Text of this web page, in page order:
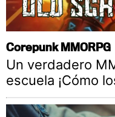
Corepunk MMORPG
Un verdadero
escuela ¡Cómo